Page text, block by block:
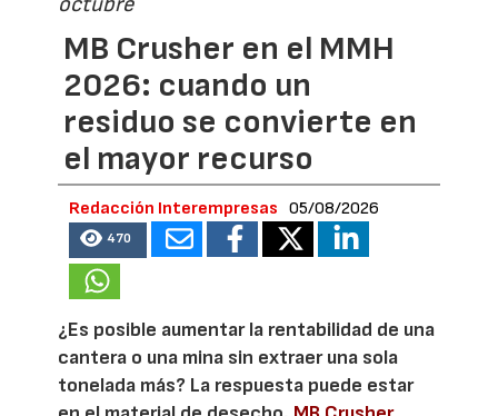
MB Crusher en el MMH
2026: cuando un
residuo se convierte en
el mayor recurso
Redacción Interempresas 05/08/2026
470
¿Es posible aumentar la rentabilidad de una
cantera o una mina sin extraer una sola
tonelada más? La respuesta puede estar